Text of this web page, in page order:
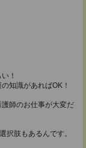
！
知識があればOK！
師のお仕事が大変だ
択肢もあるんです。